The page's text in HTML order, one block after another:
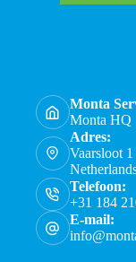
Monta
Monta HQ
Adres:
Vaarsloot
Telefoon:
+31 184
E-mail: